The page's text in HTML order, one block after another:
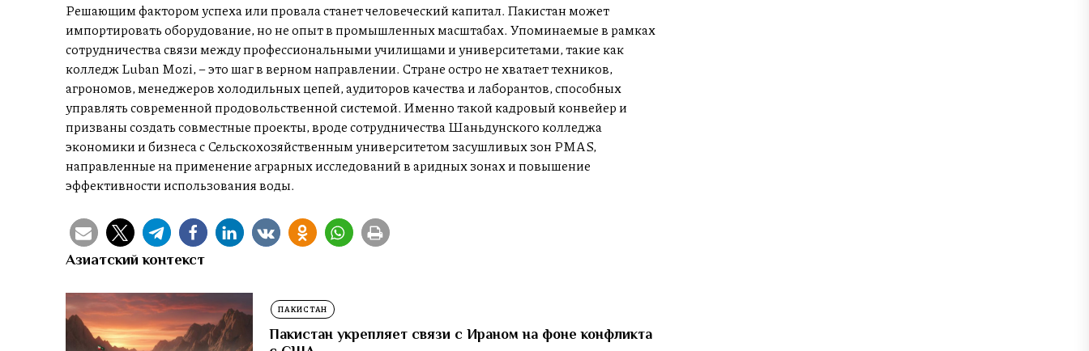
Решающим фактором успеха или провала станет человеческий капитал. Пакистан может
импортировать оборудование, но не опыт в промышленных масштабах. Упоминаемые в рамках
сотрудничества связи между профессиональными училищами и университетами, такие как
колледж Luban Mozi, – это шаг в верном направлении. Стране остро не хватает техников,
агрономов, менеджеров холодильных цепей, аудиторов качества и лаборантов, способных
управлять современной продовольственной системой. Именно такой кадровый конвейер и
призваны создать совместные проекты, вроде сотрудничества Шаньдунского колледжа
экономики и бизнеса с Сельскохозяйственным университетом засушливых зон PMAS,
направленные на применение аграрных исследований в аридных зонах и повышение
эффективности использования воды.
Азиатский контекст
ПАКИСТАН
Пакистан укрепляет связи с Ираном на фоне конфликта